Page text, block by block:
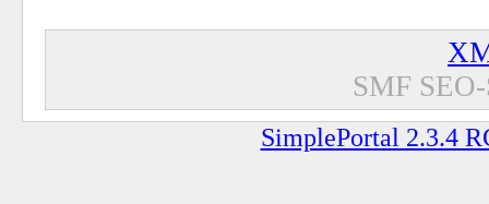
SMF
SimplePortal 2.3.4